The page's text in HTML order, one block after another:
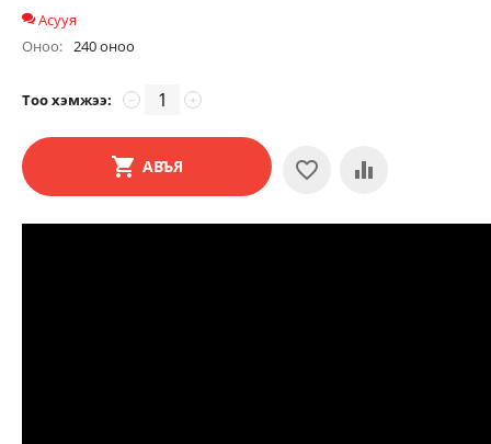
Асууя
Оноо: 240 оноо
Тоо хэмжээ: +
−
АВЪЯ